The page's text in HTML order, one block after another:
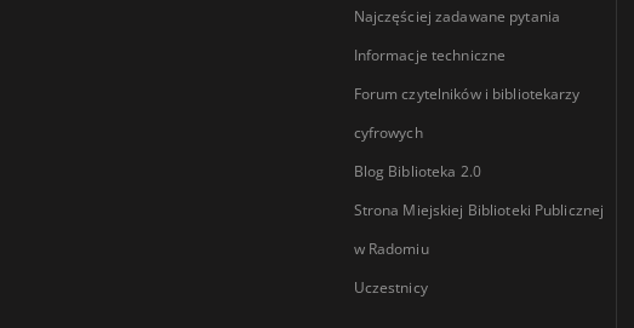
Najczęściej zadawane pytania
Informacje techniczne
Forum czytelników i bibliotekarzy
cyfrowych
Blog Biblioteka 2.0
Strona Miejskiej Biblioteki Publicznej
w Radomiu
Uczestnicy